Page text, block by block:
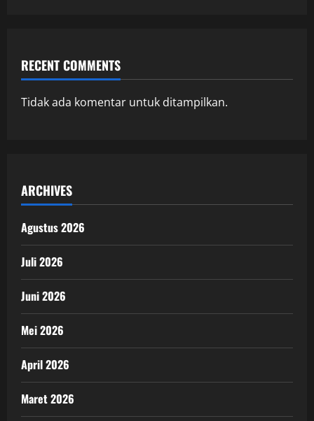
RECENT COMMENTS
Tidak ada komentar untuk ditampilkan.
ARCHIVES
Agustus 2026
Juli 2026
Juni 2026
Mei 2026
April 2026
Maret 2026